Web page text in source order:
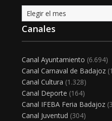
Archivo
Canales
Canal Ayuntamiento (6.694)
Canal Carnaval de Badajoz
Canal Cultura (1.328)
Canal Deporte (164)
Canal IFEBA Feria Badajoz
Canal Juventud (304)